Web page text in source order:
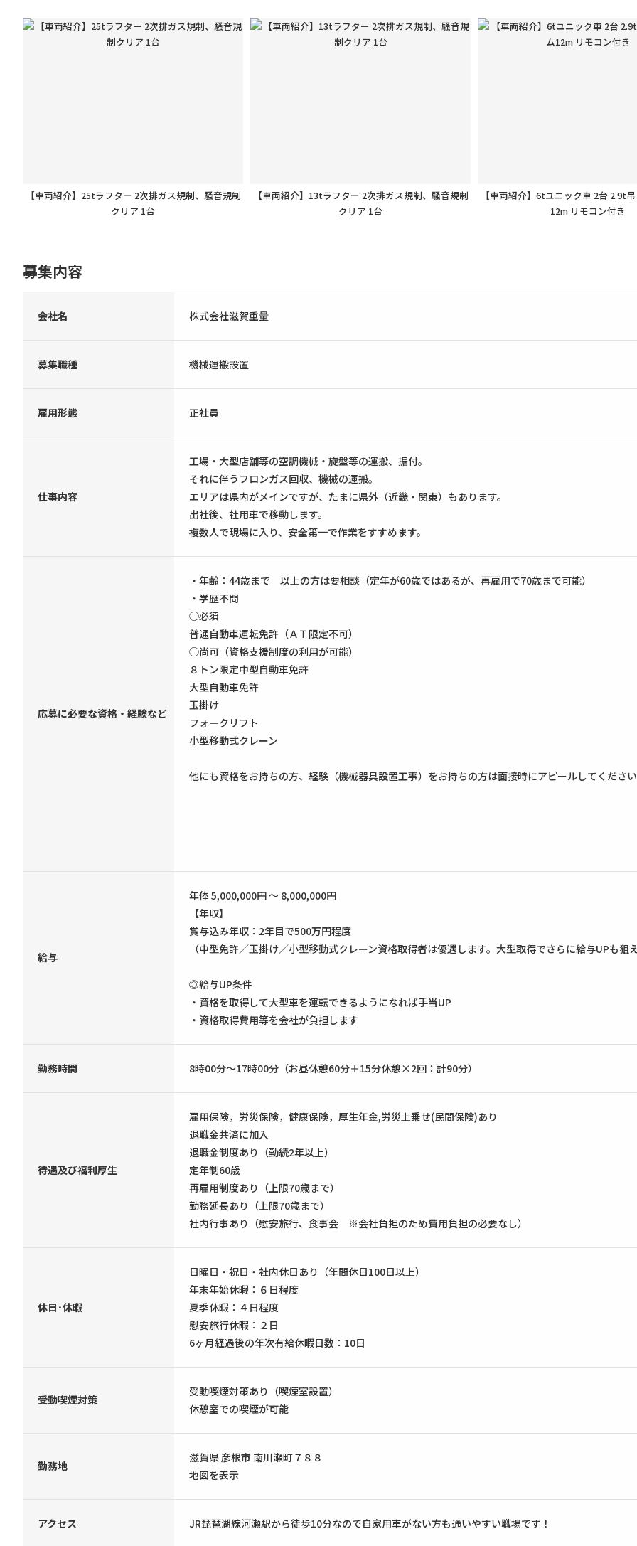
【車両紹介】25tラフター 2次排ガス規制、騒音規制
クリア 1台
【車両紹介】13tラフター 2次排ガス規制、騒音規制
クリア 1台
【車両紹介】6tユニック車 2台 2.9t
12m リモコン付き
募集内容
会社名 株式会社滋賀重量
募集職種 機械運搬設置
雇用形態 正社員
仕事内容
工場・大型店舗等の空調機械・旋盤等の運搬、据付。
それに伴うフロンガス回収、機械の運搬。
エリアは県内がメインですが、たまに県外（近畿・関東）もあります。
出社後、社用車で移動します。
複数人で現場に入り、安全第一で作業をすすめます。
応募に必要な資格・経験など
・年齢：44歳まで 以上の方は要相談（定年が60歳ではあるが、再雇用で70歳まで可能）
・学歴不問
◯必須
普通自動車運転免許（ＡＴ限定不可）
◯尚可（資格支援制度の利用が可能）
８トン限定中型自動車免許
大型自動車免許
玉掛け
フォークリフト
小型移動式クレーン
他にも資格をお持ちの方、経験（機械器具設置工事）をお持ちの方は面接時にアピールしてくださ
給与
年俸 5,000,000円 ～ 8,000,000円
【年収】
賞与込み年収：2年目で500万円程度
（中型免許／玉掛け／小型移動式クレーン資格取得者は優遇します。大型取得でさらに給与UPも狙
◎給与UP条件
・資格を取得して大型車を運転できるようになれば手当UP
・資格取得費用等を会社が負担します
勤務時間 8時00分〜17時00分（お昼休憩60分＋15分休憩×2回：計90分）
待遇及び福利厚生
雇用保険，労災保険，健康保険，厚生年金,労災上乗せ(民間保険)あり
退職金共済に加入
退職金制度あり（勤続2年以上）
定年制60歳
再雇用制度あり（上限70歳まで）
勤務延長あり（上限70歳まで）
社内行事あり（慰安旅行、食事会 ※会社負担のため費用負担の必要なし）
休日･休暇
日曜日・祝日・社内休日あり（年間休日100日以上）
年末年始休暇：６日程度
夏季休暇：４日程度
慰安旅行休暇：２日
6ヶ月経過後の年次有給休暇日数：10日
受動喫煙対策
受動喫煙対策あり（喫煙室設置）
休憩室での喫煙が可能
勤務地
滋賀県 彦根市 南川瀬町７８８
地図を表示
アクセス JR琵琶湖線河瀬駅から徒歩10分なので自家用車がない方も通いやすい職場です！